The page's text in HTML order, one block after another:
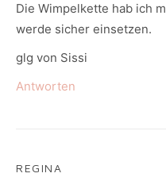
Die Wimpelkette hab ich
werde sicher einsetzen.
glg von Sissi
Antworten
REGINA